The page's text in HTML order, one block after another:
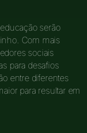
serão
Com mais
sociais
para desafios
entre diferentes
para resultar em